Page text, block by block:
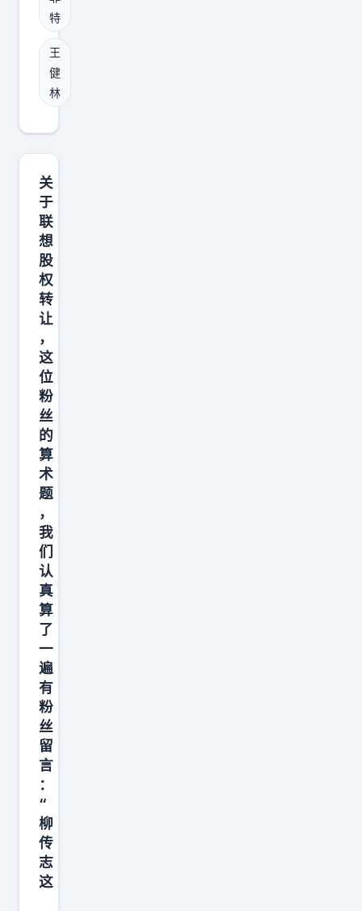
亚
迪
股
票
那
时
的
比
亚
迪
，
还
不
是
今
天
这
个
能
够
同
时
造
电
池
、
造
车
、
造
芯
片
，
甚
至
把
产
柱
吃
顿
饭
的
三
个
月
鏖
战
就
为
了
三
小
时
，
这
买
听
着
就
离
谱
。
可
没
过
多
久
就
出
了
变
故
。
正
为
这
个
世
界
带
来
了
为
什
么
？
无
非
是
成
就
了
更
多
的
韭
菜
。
看
过
他
的
成
长
访
谈
，
从
就
充
满
下
巴
菲
特
慈
午
餐
被
王
思
聪
骂
“
X
”
的
事
情
念
念
不
忘
，
如
今
资
产
超
过
王
健
林
再
次
回
应
了
特
王
健
林
关
于
联
想
股
权
转
让
，
这
位
粉
丝
的
算
术
题
，
我
们
认
真
算
了
一
遍
有
粉
丝
留
言
：
“
柳
传
志
这